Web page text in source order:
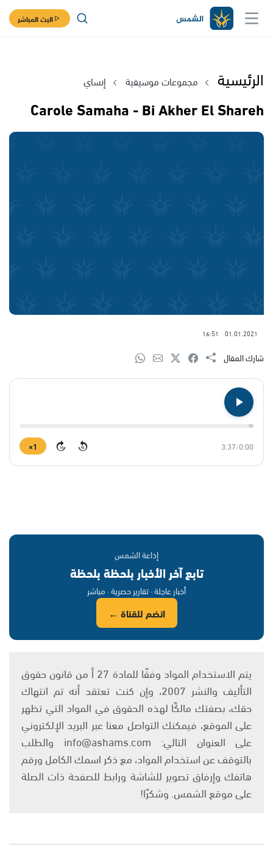
البث المباشر
الرئيسية مجموعات موسيقية إنساي
Carole Samaha - Bi Akher El Shareh
01.01.2021
16:51
شارك المقال
0:00
/
3:37
15
15
1×
إذاعة الشمس
تابع آخر الأخبار بلحظة بلحظة
أخبار عاجلة · تقارير حصرية · مباشر
انضم للقناة ←
يتم الاستخدام المواد وفقًا للمادة 27 أ من قانون حقوق
التأليف والنشر 2007، وإن كنت تعتقد أنه تم انتهاك
حقك، بصفتك مالكًا لهذه الحقوق في المواد التي تظهر
على الموقع، فيمكنك التواصل معنا عبر البريد الإلكتروني
على العنوان التالي: info@ashams.com والطلب
بالتوقف عن استخدام المواد، مع ذكر اسمك الكامل ورقم
هاتفك وإرفاق تصوير للشاشة ورابط للصفحة ذات الصلة
على موقع الشمس. وشكرًا!